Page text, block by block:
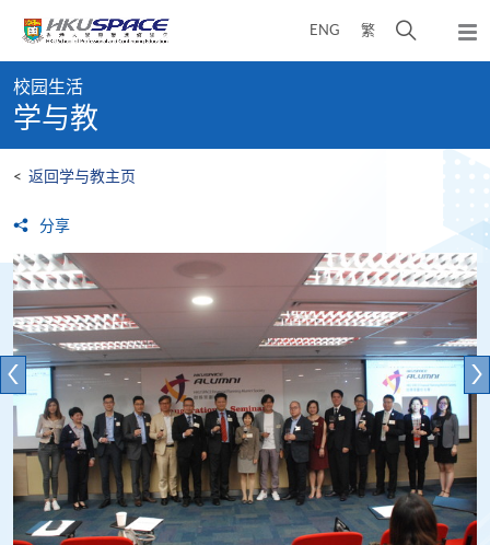
content
ENG 繁
开
弹
出
content
start
校园生活
学与教
< 返回学与教主页
分享